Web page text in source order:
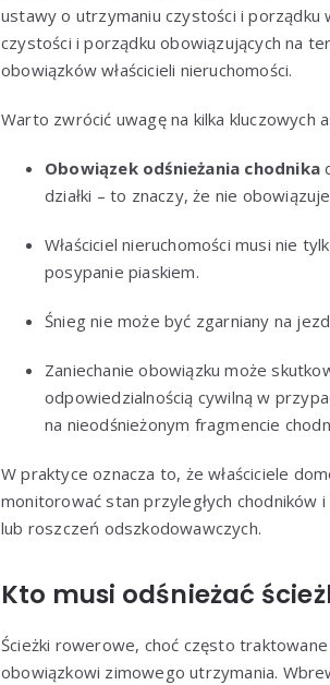
ustawy o utrzymaniu czystości i
czystości i porządku obowiązujących na
obowiązków właścicieli nieruchomości.
Warto zwrócić uwagę na kilka kluczowych
Obowiązek odśnieżania chodnika
działki – to znaczy, że nie
Właściciel nieruchomości musi nie
posypanie piaskiem.
Śnieg nie może być zgarniany na
Zaniechanie obowiązku może
odpowiedzialnością cywilną w
na nieodśnieżonym fragmencie
W praktyce oznacza to, że właściciele
monitorować stan przyległych chodników
lub roszczeń odszkodowawczych.
Kto musi odśnieżać
Ścieżki rowerowe, choć często
obowiązkowi zimowego utrzymania.